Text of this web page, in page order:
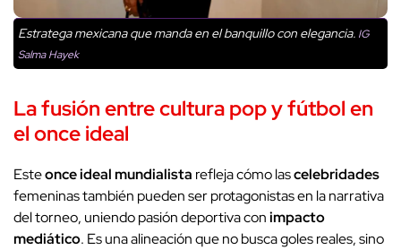
Estratega mexicana que manda en el banquillo con elegancia. IG
Salma Hayek
La fusión entre cultura pop y fútbol en
el once ideal
Esteonce ideal mundialista refleja cómo lascelebridades
femeninas también pueden ser protagonistas en la narrativa
del torneo, uniendo pasión deportiva conimpacto
mediático. Es una alineación que no busca goles reales, sino